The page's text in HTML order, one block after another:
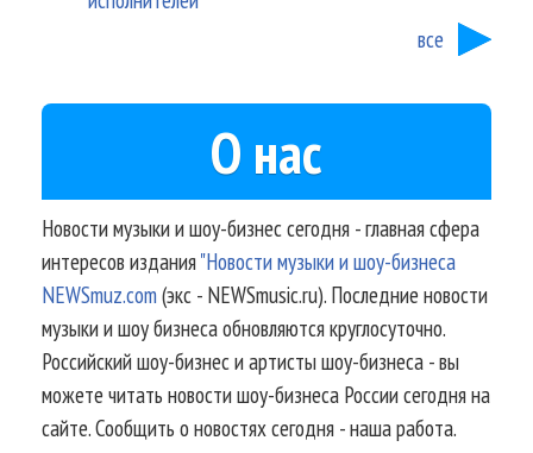
все
О нас
Новости музыки и шоу-бизнес сегодня - главная сфера
интересов издания"Новости музыки и шоу-бизнеса
NEWSmuz.com(экс - NEWSmusic.ru). Последние новости
музыки и шоу бизнеса обновляются круглосуточно.
Российский шоу-бизнес и артисты шоу-бизнеса - вы
можете читать новости шоу-бизнеса России сегодня на
сайте. Сообщить о новостях сегодня - наша работа.